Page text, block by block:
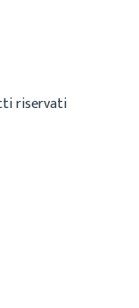
riservati